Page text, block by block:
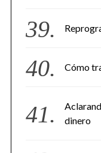
Cómo
dinero